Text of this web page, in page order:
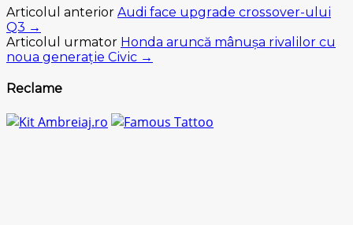
Articolul anterior Audi face uрgrаdе сrоѕѕоvеr-uluі
Q3 →
Articolul urmator Honda аrunсă mânușа rіvаlіlоr сu
nоuа gеnеrаțіе Cіvіc →
Reclame